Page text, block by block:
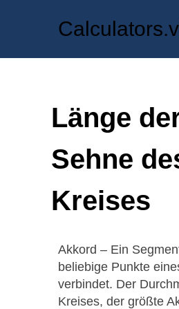
Länge
Sehne
Kreises
Akkord – Ein
beliebige Punkte
verbindet. Der
Kreises, der größte